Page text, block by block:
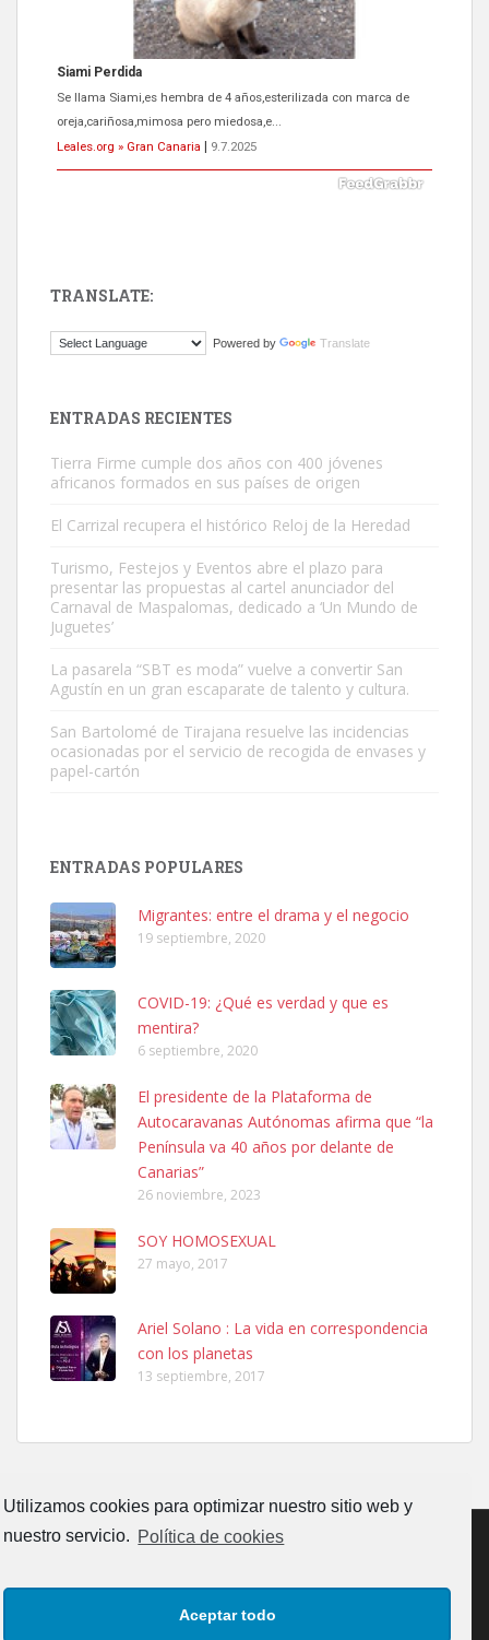
Utilizamos cookies para optimizar nuestro sitio web y
nuestro servicio. Política de cookies
Aceptar todo
Siami Perdida
Se llama Siami,es hembra de 4 años,esterilizada con marca de
oreja,cariñosa,mimosa pero miedosa,e...
Leales.org » Gran Canaria
9.7.2025
El ayuntamiento se va a llevar a Los Gatos callejeros de la zona los
Gato manso encontrado
Este gato macho ha aparecido en la calle hace menos de un mes,
es muy manso y extremadamente cari...
Leales.org » Gran Canaria
SHIBA PERDIDO AVDA JOSE MESA Y LOPEZ
PERRO MACHO RAZA SHIBA CON MICROCHIP PERDIDO HOY
06/07/2025 ZONA MESA Y LOPEZ. ES MUY ASUSTADIZO
Leales.org » Gran Canaria
6.7.2025
Ninfa perdida
El día 5 se los perdió una ninfa papillera, asustada tiene miedo a la
calle, se perdió por la zon...
Adopcion
Busco casa de acogida para mi perrita ya que por temas de trabajo
TRANSLATE:
Powered by Translate
ENTRADAS RECIENTES
Tierra Firme cumple dos años con 400 jóvenes
africanos formados en sus países de origen
El Carrizal recupera el histórico Reloj de la Heredad
Turismo, Festejos y Eventos abre el plazo para
presentar las propuestas al cartel anunciador del
Carnaval de Maspalomas, dedicado a ‘Un Mundo de
Juguetes’
La pasarela “SBT es moda” vuelve a convertir San
Agustín en un gran escaparate de talento y cultura.
San Bartolomé de Tirajana resuelve las incidencias
ocasionadas por el servicio de recogida de envases y
papel-cartón
ENTRADAS POPULARES
Migrantes: entre el drama y el negocio
19 septiembre, 2020
COVID-19: ¿Qué es verdad y que es
mentira?
6 septiembre, 2020
El presidente de la Plataforma de
Autocaravanas Autónomas afirma que “la
Península va 40 años por delante de
Canarias”
26 noviembre, 2023
SOY HOMOSEXUAL
27 mayo, 2017
Ariel Solano : La vida en correspondencia
con los planetas
13 septiembre, 2017